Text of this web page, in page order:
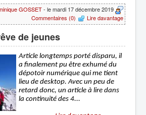
GOSSET- le mardi 17 décembre 2019
Commentaires (0)
Lire davantage
de jeunes
Article longtemps porté disparu, il
a finalement pu être exhumé du
dépotoir numérique qui me tient
lieu de desktop. Avec un peu de
retard donc, un article à lire dans
la continuité des 4...